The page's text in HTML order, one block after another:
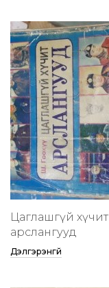
Цаглашгүй хүчит
арслангууд
Дэлгэрэнгүй